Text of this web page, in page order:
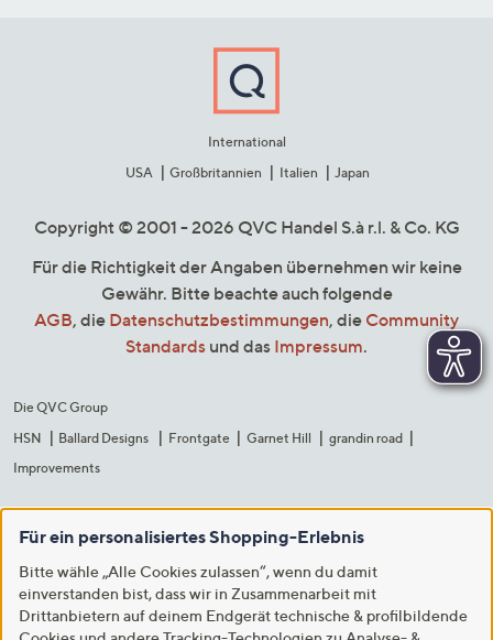
International
USA
Großbritannien Italien Japan
Copyright © 2001 - 2026 QVC Handel S.à r.l. & Co. KG
Für die Richtigkeit der Angaben übernehmen wir keine
Gewähr. Bitte beachte auch folgende
AGB, die Datenschutzbestimmungen, die Community
Standards und das Impressum.
Die QVC Group
HSN
Ballard Designs Frontgate Garnet Hill
grandin road
Improvements
Für ein personalisiertes Shopping-Erlebnis
Bitte wähle „Alle Cookies zulassen“, wenn du damit
einverstanden bist, dass wir in Zusammenarbeit mit
Drittanbietern auf deinem Endgerät technische & profilbildende